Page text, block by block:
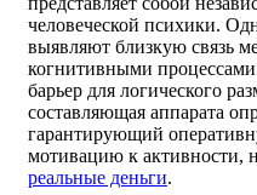
человеческой психики.
выявляют близкую связь
когнитивными
барьер для логического
составляющая аппарата
гарантирующий
мотивацию к активности,
реальные деньги.